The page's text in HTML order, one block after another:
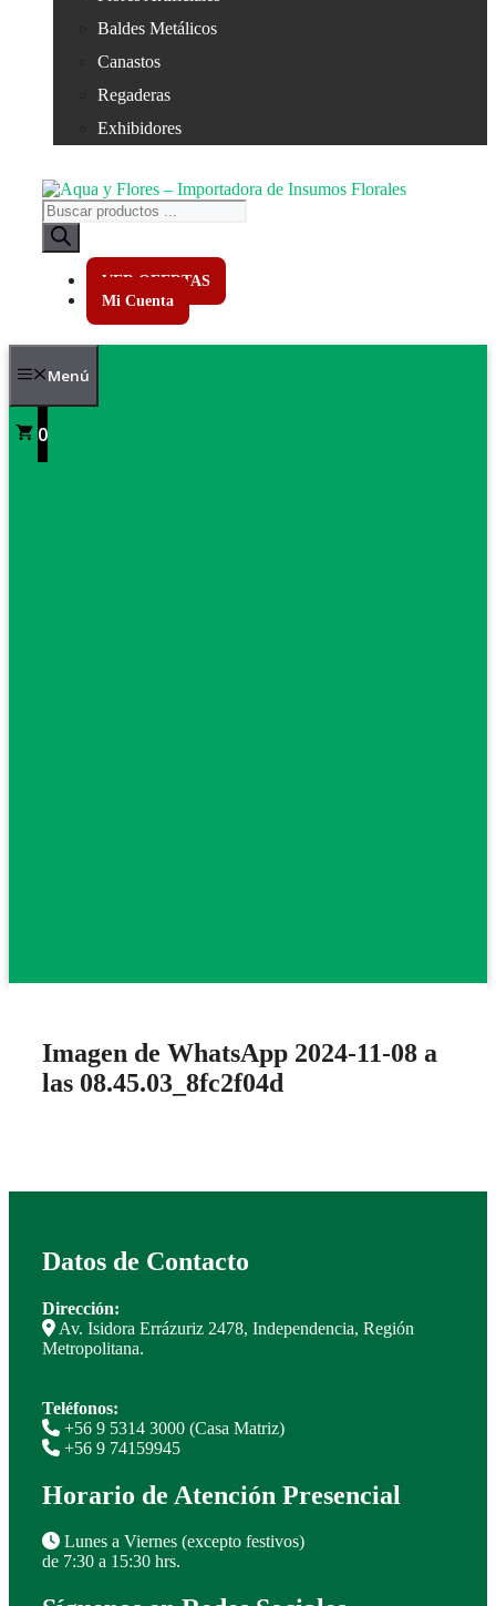
Baldes Metálicos
Canastos
Regaderas
Exhibidores
Búsqueda
de
productos
VER OFERTAS
Mi Cuenta
Menú
0
Imagen de WhatsApp 2024-11-08 a
las 08.45.03_8fc2f04d
Datos de Contacto
Dirección:
Av. Isidora Errázuriz 2478, Independencia, Región
Metropolitana.
Teléfonos:
+56 9 5314 3000 (Casa Matriz)
+56 9 74159945
Horario de Atención Presencial
Lunes a Viernes (excepto festivos)
de 7:30 a 15:30 hrs.